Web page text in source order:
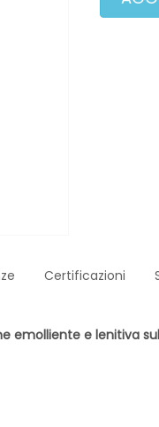
Certificazioni
emolliente e lenitiva